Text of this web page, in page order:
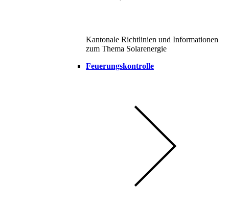
Kantonale Richtlinien und Informationen
zum Thema Solarenergie
Feuerungskontrolle